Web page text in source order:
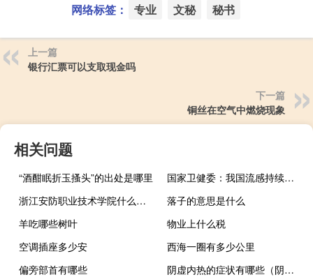
网络标签： 专业 文秘 秘书
上一篇
银行汇票可以支取现金吗
下一篇
铜丝在空气中燃烧现象
相关问题
“酒酣眠折玉搔头”的出处是哪里
国家卫健委：我国流感持续呈上升趋势 南方省份高于北方省份
浙江安防职业技术学院什么时候开学
落子的意思是什么
羊吃哪些树叶
物业上什么税
空调插座多少安
西海一圈有多少公里
偏旁部首有哪些
阴虚内热的症状有哪些（阴虚内热的症状）